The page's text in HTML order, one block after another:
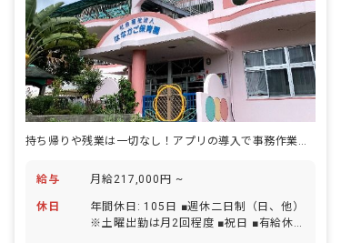
持ち帰りや残業は一切なし！アプリの導入で事務作業もスムーズです。
給与 月給217,000円 ~
休日
年間休日: 105日 ■週休二日制（日、他）
※土曜出勤は月2回程度 ■祝日 ■有給休